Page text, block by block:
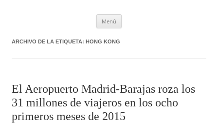
Menú
ARCHIVO DE LA ETIQUETA: HONG KONG
El Aeropuerto Madrid-Barajas roza los
31 millones de viajeros en los ocho
primeros meses de 2015